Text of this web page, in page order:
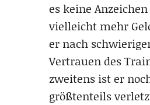
es keine
vielleicht mehr
er nach
Vertrauen des
zweitens ist er
größtenteils